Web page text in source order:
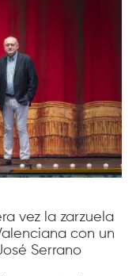
vez la zarzuela
con un
Serrano